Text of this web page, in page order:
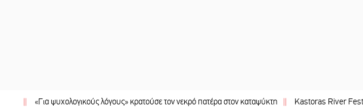
«Για ψυχολογικούς λόγους» κρατούσε τον νεκρό πατέρα στον καταψύκτη || Kastoras River Festival 2026: